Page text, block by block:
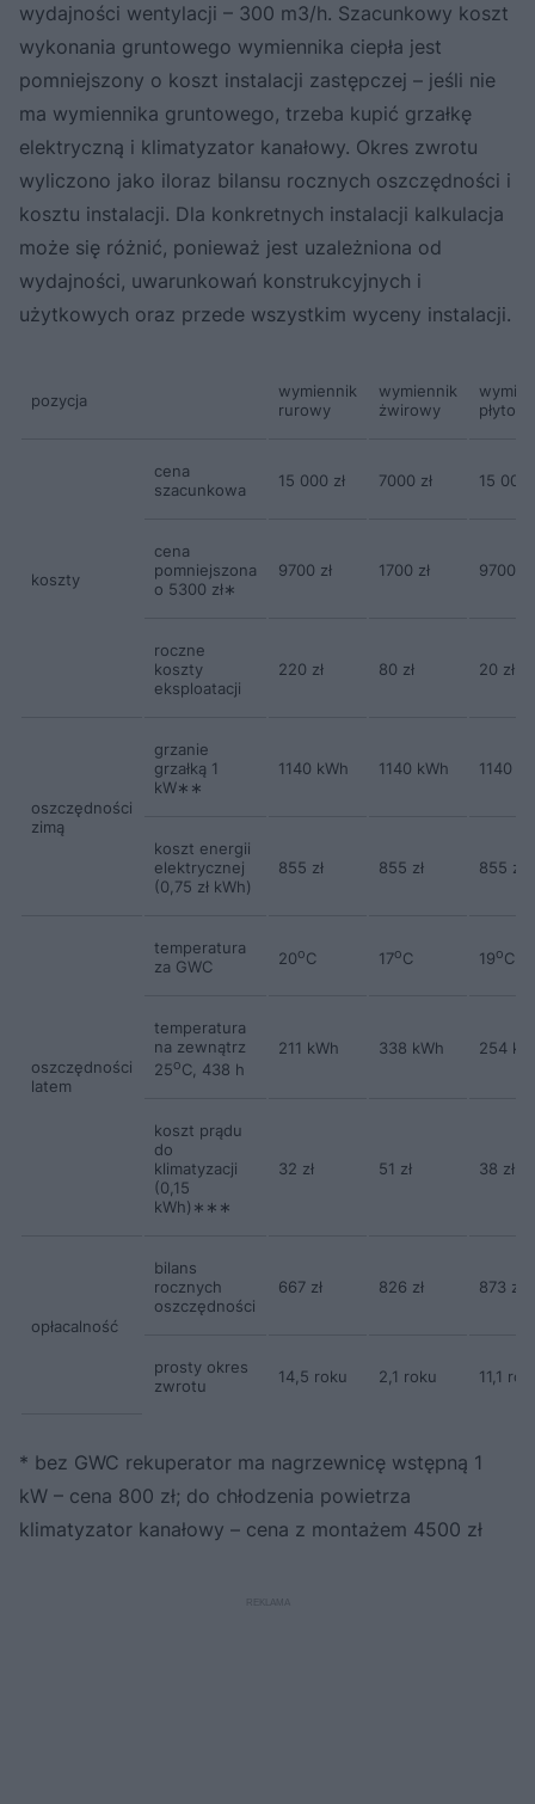
wydajności wentylacji – 300 m3/h. Szacunkowy koszt
wykonania gruntowego wymiennika ciepła jest
pomniejszony o koszt instalacji zastępczej – jeśli nie
ma wymiennika gruntowego, trzeba kupić grzałkę
elektryczną i klimatyzator kanałowy. Okres zwrotu
wyliczono jako iloraz bilansu rocznych oszczędności i
kosztu instalacji. Dla konkretnych instalacji kalkulacja
może się różnić, ponieważ jest uzależniona od
wydajności, uwarunkowań konstrukcyjnych i
użytkowych oraz przede wszystkim wyceny instalacji.
pozycja
wymiennik
rurowy
wymiennik
żwirowy
koszty
cena
szacunkowa
15 000 zł 7000 zł 15 000
cena
pomniejszona
o 5300 zł∗
9700 zł 1700 zł 9700 zł
roczne
koszty
eksploatacji
220 zł 80 zł 20 zł
oszczędności
zimą
grzanie
grzałką 1
kW∗∗
1140 kWh 1140 kWh 1140
koszt energii
elektrycznej
(0,75 zł kWh)
855 zł 855 zł 855 zł
oszczędności
latem
temperatura
za GWC
20oC 17oC 19oC
temperatura
na zewnątrz
25oC, 438 h
211 kWh 338 kWh 254
koszt prądu
do
klimatyzacji
(0,15
kWh)∗∗∗
32 zł 51 zł 38 zł
opłacalność
bilans
rocznych
oszczędności
667 zł 826 zł 873 zł
prosty okres
zwrotu
14,5 roku 2,1 roku 11,1
* bez GWC rekuperator ma nagrzewnicę wstępną 1
kW – cena 800 zł; do chłodzenia powietrza
klimatyzator kanałowy – cena z montażem 4500 zł